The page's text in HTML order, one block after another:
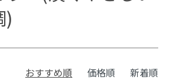
)
おすすめ順 価格順 新着順